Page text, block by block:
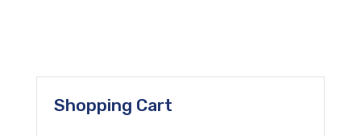
Shopping Cart